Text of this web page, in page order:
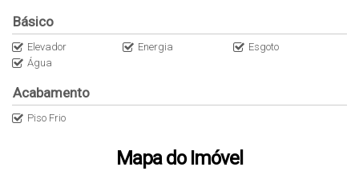
Interfone
Internet
Máquina de lavar
Microondas
Sala de estar
TV
Básico
Elevador Energia
Esgoto
Água
Acabamento
Piso Frio
Mapa do Imóvel